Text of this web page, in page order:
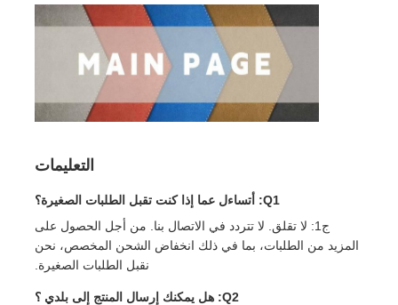
التعليمات
Q1: أتساءل عما إذا كنت تقبل الطلبات الصغيرة؟
ج1: لا تقلق. لا تتردد في الاتصال بنا. من أجل الحصول على
المزيد من الطلبات، بما في ذلك انخفاض الشحن المخصص، نحن
نقبل الطلبات الصغيرة.
Q2: هل يمكنك إرسال المنتج إلى بلدي ؟